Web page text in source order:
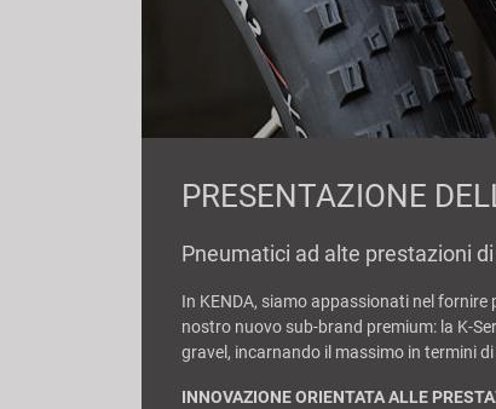
PRESENTAZIONE
Pneumatici ad alte prestazioni di
In KENDA, siamo appassionati nel
nostro nuovo sub-brand premium: la K-
gravel, incarnando il massimo in termini
INNOVAZIONE ORIENTATA ALLE